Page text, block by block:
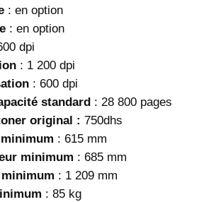
: en option
: en option
dpi
: 1 200 dpi
: 600 dpi
standard : 28 800 pages
original : 750dhs
: 615 mm
minimum : 685 mm
minimum : 1 209 mm
: 85 kg